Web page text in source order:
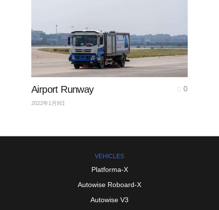
Airport Runway
2022年1月9日
0
VEHICLES
Platforma-X
Autowise Roboard-X
Autowise V3